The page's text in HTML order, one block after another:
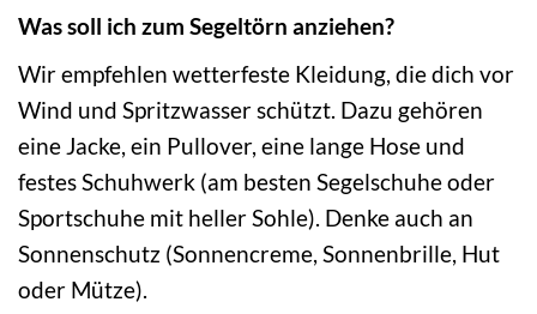
Was soll ich zum Segeltörn anziehen?
Wir empfehlen wetterfeste Kleidung, die dich vor
Wind und Spritzwasser schützt. Dazu gehören
eine Jacke, ein Pullover, eine lange Hose und
festes Schuhwerk (am besten Segelschuhe oder
Sportschuhe mit heller Sohle). Denke auch an
Sonnenschutz (Sonnencreme, Sonnenbrille, Hut
oder Mütze).